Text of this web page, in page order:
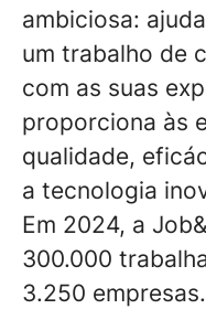
ambiciosa:
um trabalho de
com as suas
proporciona às
qualidade,
a tecnologia
Em 2024, a
300.000
3.250